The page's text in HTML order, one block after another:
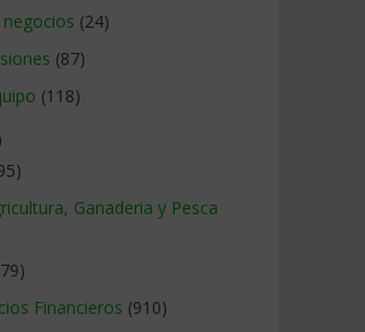
negocios (24)
(87)
(118)
Ganaderia y Pesca
Financieros (910)